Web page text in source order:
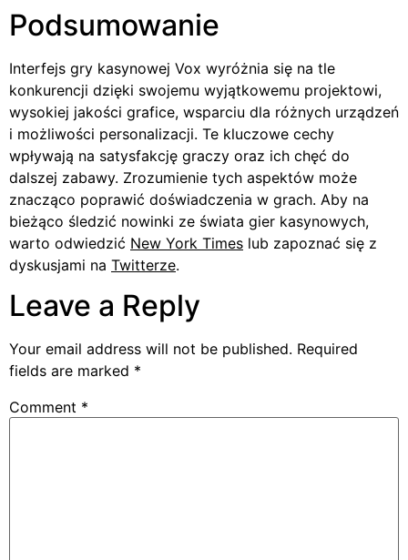
Podsumowanie
Interfejs gry kasynowej Vox wyróżnia się na tle
konkurencji dzięki swojemu wyjątkowemu projektowi,
wysokiej jakości grafice, wsparciu dla różnych urządzeń
i możliwości personalizacji. Te kluczowe cechy
wpływają na satysfakcję graczy oraz ich chęć do
dalszej zabawy. Zrozumienie tych aspektów może
znacząco poprawić doświadczenia w grach. Aby na
bieżąco śledzić nowinki ze świata gier kasynowych,
warto odwiedzić New York Times lub zapoznać się z
dyskusjami na Twitterze.
Leave a Reply
Your email address will not be published. Required
fields are marked *
Comment *